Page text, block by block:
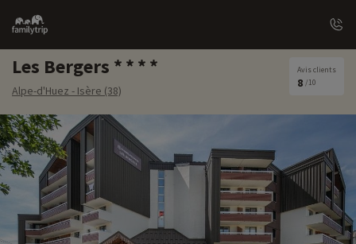
Family
trip
Les Bergers
Alpe-d'Huez - Isère (38)
Avis clients
8 /10